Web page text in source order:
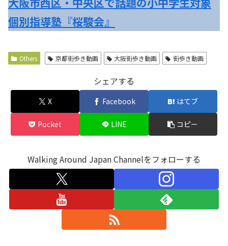
個別指導塾『桜駿会』
Others 京都街歩き動画 大阪街歩き動画 街歩き動画
シェアする
X Facebook はてブ
Pocket LINE コピー
Walking Around Japan Channelをフォローする